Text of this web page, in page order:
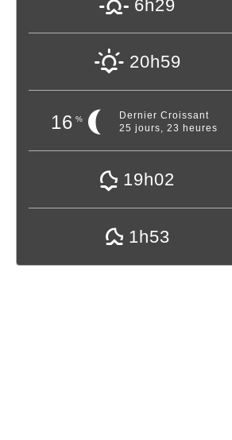
6h29
20h59
16 %
Dernier Croissant
25 jours, 23 heures
19h02
1h53